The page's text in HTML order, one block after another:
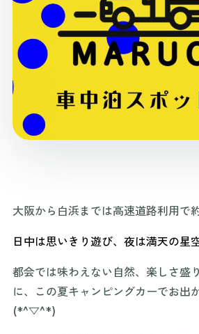
大阪から白浜までは高速道路利用で
日中は思いきり遊び、夜は満天の星
都会では味わえない自然、楽しさ盛
に、この夏キャンピングカーでお出
(*^▽^*)